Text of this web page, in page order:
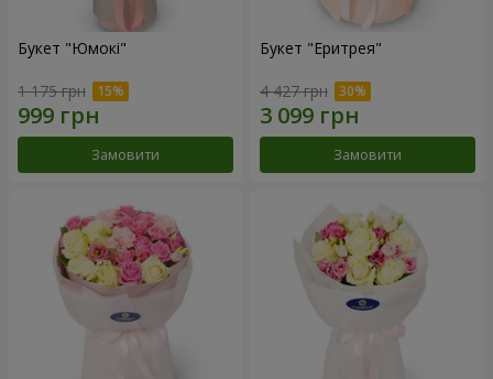
Букет "Юмокі"
1 175 грн
Замовити
Букет "Еритрея"
4 427 грн
Замовити